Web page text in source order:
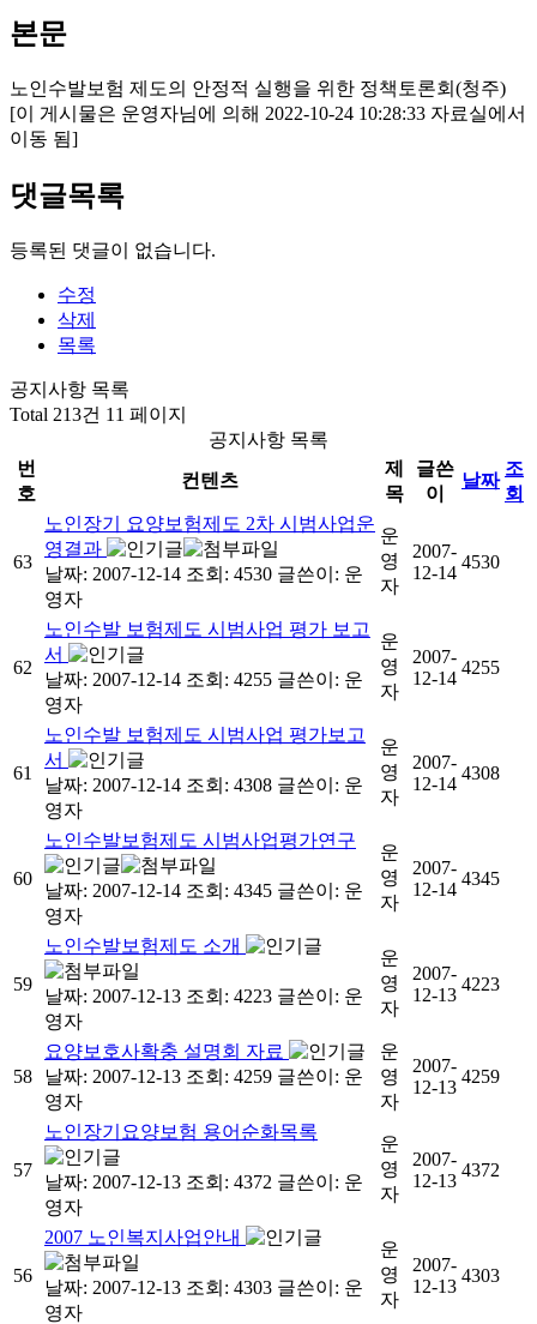
본문
노인수발보험 제도의 안정적 실행을 위한 정책토론회(청주)
[이 게시물은 운영자님에 의해 2022-10-24 10:28:33 자료실에서
이동 됨]
댓글목록
등록된 댓글이 없습니다.
수정
삭제
목록
공지사항 목록
Total 213건 11 페이지
공지사항 목록
번
호
컨텐츠
제
목
글쓴
이
날짜
조
회
63
노인장기 요양보험제도 2차 시범사업운
영결과
날짜: 2007-12-14 조회: 4530 글쓴이: 운
영자
운
영
자
2007-
12-14
4530
62
노인수발 보험제도 시범사업 평가 보고
서
날짜: 2007-12-14 조회: 4255 글쓴이: 운
영자
운
영
자
2007-
12-14
4255
61
노인수발 보험제도 시범사업 평가보고
서
날짜: 2007-12-14 조회: 4308 글쓴이: 운
영자
운
영
자
2007-
12-14
4308
60
노인수발보험제도 시범사업평가연구
날짜: 2007-12-14 조회: 4345 글쓴이: 운
영자
운
영
자
2007-
12-14
4345
59
노인수발보험제도 소개
날짜: 2007-12-13 조회: 4223 글쓴이: 운
영자
운
영
자
2007-
12-13
4223
58
요양보호사확충 설명회 자료
날짜: 2007-12-13 조회: 4259 글쓴이: 운
영자
운
영
자
2007-
12-13
4259
57
노인장기요양보험 용어순화목록
날짜: 2007-12-13 조회: 4372 글쓴이: 운
영자
운
영
자
2007-
12-13
4372
56
2007 노인복지사업안내
날짜: 2007-12-13 조회: 4303 글쓴이: 운
영자
운
영
자
2007-
12-13
4303